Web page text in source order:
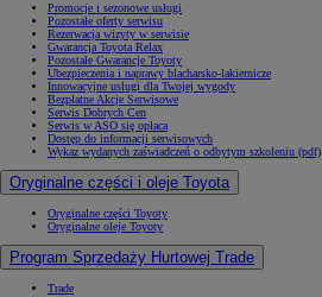
Promocje i sezonowe usługi
Pozostałe oferty serwisu
Rezerwacja wizyty w serwisie
Gwarancja Toyota Relax
Pozostałe Gwarancje Toyoty
Ubezpieczenia i naprawy blacharsko-lakiernicze
Innowacyjne usługi dla Twojej wygody
Bezpłatne Akcje Serwisowe
Serwis Dobrych Cen
Serwis w ASO się opłaca
Dostęp do informacji serwisowych
Wykaz wydanych zaświadczeń o odbytym szkoleniu (pdf)
Oryginalne części i oleje Toyota
Oryginalne części Toyoty
Oryginalne oleje Toyoty
Program Sprzedaży Hurtowej Trade
Trade